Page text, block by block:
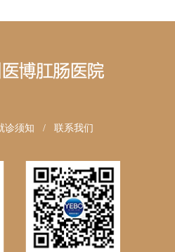
诊须知 / 联系我们